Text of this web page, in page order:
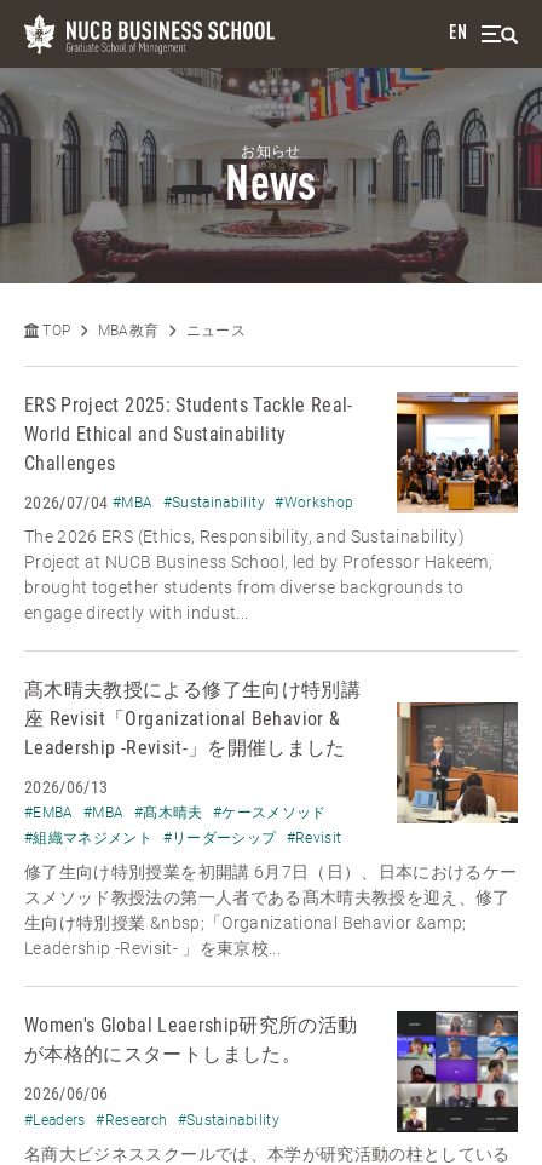
EN
お知らせ
News
TOP MBA教育 ニュース
ERS Project 2025: Students Tackle Real-
World Ethical and Sustainability
Challenges
2026/07/04 #MBA #Sustainability #Workshop
The 2026 ERS (Ethics, Responsibility, and Sustainability)
Project at NUCB Business School, led by Professor Hakeem,
brought together students from diverse backgrounds to
engage directly with indust...
髙木晴夫教授による修了生向け特別講
座 Revisit「Organizational Behavior &
Leadership -Revisit-」を開催しました
2026/06/13
#EMBA #MBA #髙木晴夫
#ケースメソッド
#組織マネジメント
#リーダーシップ #Revisit
修了生向け特別授業を初開講 6月7日（日）、日本におけるケー
スメソッド教授法の第一人者である髙木晴夫教授を迎え、修了
生向け特別授業 &nbsp;「Organizational Behavior &amp;
Leadership -Revisit- 」を東京校...
Women's Global Leaership研究所の活動
が本格的にスタートしました。
2026/06/06
#Leaders #Research #Sustainability
名商大ビジネススクールでは、本学が研究活動の柱としている